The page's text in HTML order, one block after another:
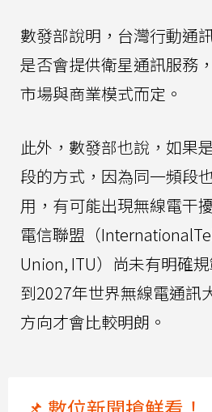
數發部說明，台灣行動通
是否會提供衛星通訊服務
市場與商業模式而定。
此外，數發部也說，如果
段的方式，因為同一頻段
用，有可能出現無線電干
電信聯盟（
Union, ITU）尚未有明確
到2027年世界無線電通訊
方向才會比較明朗。